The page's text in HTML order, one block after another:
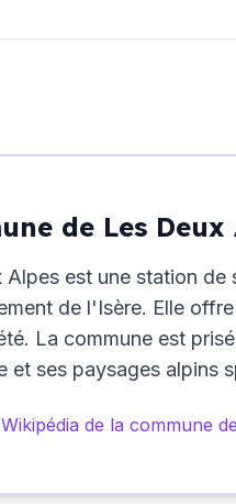
de Les Deux
Alpes est une station
de l'Isère. Elle
La commune est
et ses paysages alpins
de la commune